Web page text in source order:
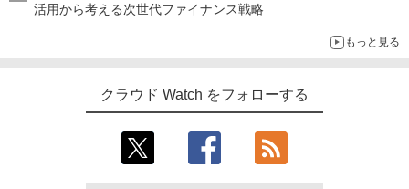
活用から考える次世代ファイナンス戦略
もっと見る
クラウド Watch をフォローする